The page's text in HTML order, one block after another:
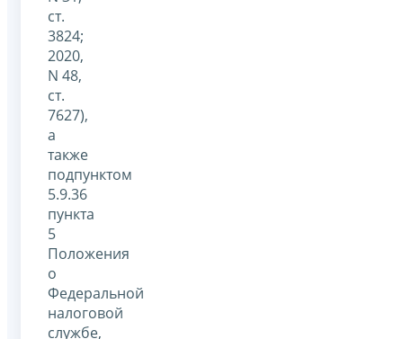
ст.
3824;
2020,
N 48,
ст.
7627),
а
также
подпунктом
5.9.36
пункта
5
Положения
о
Федеральной
налоговой
службе,